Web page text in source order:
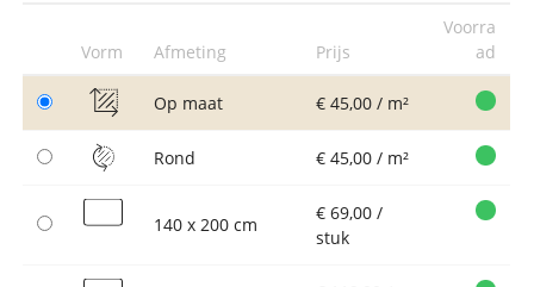
Vorm Afmeting Prijs
Voorra
ad
Op maat € 45,00 / m²
Rond € 45,00 / m²
140 x 200 cm
€ 69,00 /
stuk